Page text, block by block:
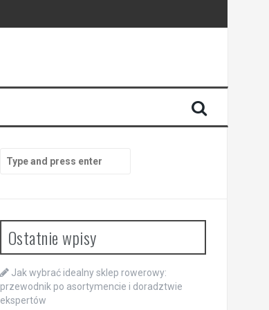
for:
Ostatnie wpisy
Jak wybrać idealny sklep rowerowy:
przewodnik po asortymencie i doradztwie
ekspertów